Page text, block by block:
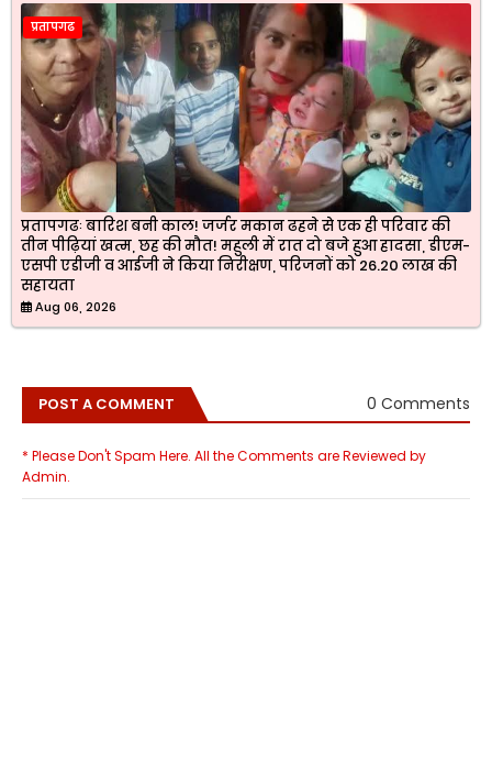
प्रतापगढ
प्रतापगढः बारिश बनी काल! जर्जर मकान ढहने से एक ही परिवार की
तीन पीढ़ियां खत्म, छह की मौत! महुली में रात दो बजे हुआ हादसा, डीएम-
एसपी एडीजी व आईजी ने किया निरीक्षण, परिजनों को 26.20 लाख की
सहायता
Aug 06, 2026
POST A COMMENT 0 Comments
* Please Don't Spam Here. All the Comments are Reviewed by
Admin.